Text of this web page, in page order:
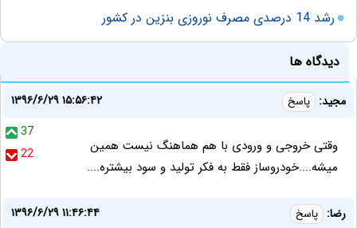
رشد 14 درصدی مصرف نوروزی بنزین در کشور
دیدگاه ها
مجید: پاسخ
۱۳۹۶/۶/۲۹ ۱۵:۵۶:۴۲
37
22
وقتی خروجی و ورودی با هم هماهنگ نیست همین
میشه....خودروساز فقط به فکر تولید و سود بیشتره....
رضا: پاسخ
۱۳۹۶/۶/۲۹ ۱۱:۴۶:۴۴